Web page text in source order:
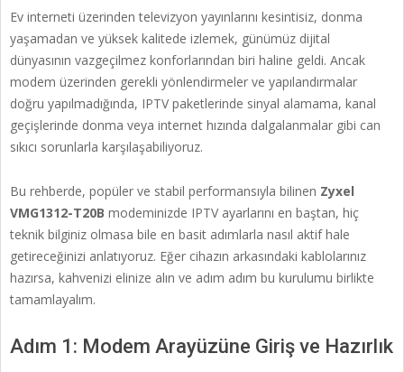
Ev interneti üzerinden televizyon yayınlarını kesintisiz, donma
yaşamadan ve yüksek kalitede izlemek, günümüz dijital
dünyasının vazgeçilmez konforlarından biri haline geldi. Ancak
modem üzerinden gerekli yönlendirmeler ve yapılandırmalar
doğru yapılmadığında, IPTV paketlerinde sinyal alamama, kanal
geçişlerinde donma veya internet hızında dalgalanmalar gibi can
sıkıcı sorunlarla karşılaşabiliyoruz.
Bu rehberde, popüler ve stabil performansıyla bilinen Zyxel
VMG1312-T20B modeminizde IPTV ayarlarını en baştan, hiç
teknik bilginiz olmasa bile en basit adımlarla nasıl aktif hale
getireceğinizi anlatıyoruz. Eğer cihazın arkasındaki kablolarınız
hazırsa, kahvenizi elinize alın ve adım adım bu kurulumu birlikte
tamamlayalım.
Adım 1: Modem Arayüzüne Giriş ve Hazırlık